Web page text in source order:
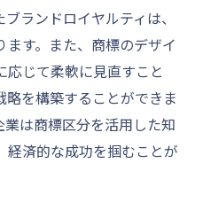
ランドロイヤルティは、
す。また、商標のデザイ
応じて柔軟に見直すこと
を構築することができま
は商標区分を活用した知
済的な成功を掴むことが